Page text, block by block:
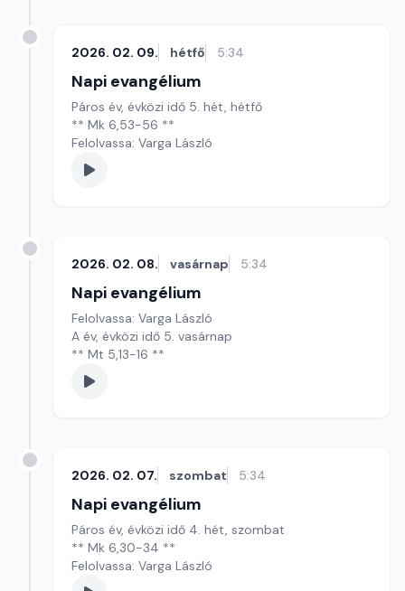
2026. 02. 09. hétfő 5:34
Napi evangélium
Páros év, évközi idő 5. hét, hétfő
** Mk 6,53-56 **
Felolvassa: Varga László
2026. 02. 08. vasárnap 5:34
Napi evangélium
Felolvassa: Varga László
A év, évközi idő 5. vasárnap
** Mt 5,13-16 **
2026. 02. 07. szombat 5:34
Napi evangélium
Páros év, évközi idő 4. hét, szombat
** Mk 6,30-34 **
Felolvassa: Varga László